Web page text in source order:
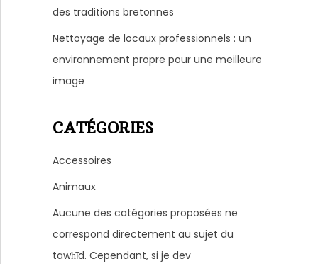
des traditions bretonnes
Nettoyage de locaux professionnels : un
environnement propre pour une meilleure
image
CATÉGORIES
Accessoires
Animaux
Aucune des catégories proposées ne
correspond directement au sujet du
tawḥīd. Cependant, si je dev